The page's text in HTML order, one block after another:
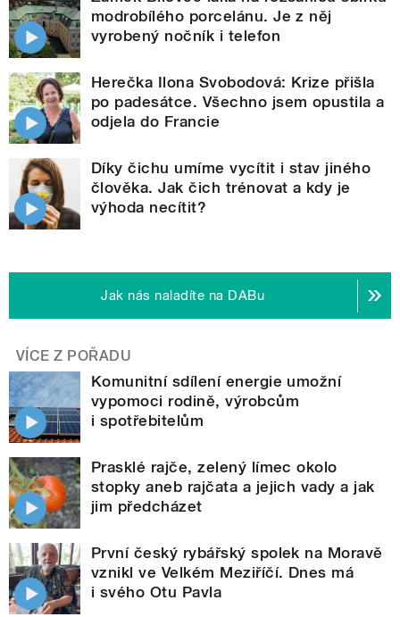
modrobílého porcelánu. Je z něj
vyrobený nočník i telefon
Herečka Ilona Svobodová: Krize přišla
po padesátce. Všechno jsem opustila a
odjela do Francie
Díky čichu umíme vycítit i stav jiného
člověka. Jak čich trénovat a kdy je
výhoda necítit?
Jak nás naladíte na DABu
VÍCE Z POŘADU
Komunitní sdílení energie umožní
vypomoci rodině, výrobcům
i spotřebitelům
Prasklé rajče, zelený límec okolo
stopky aneb rajčata a jejich vady a jak
jim předcházet
První český rybářský spolek na Moravě
vznikl ve Velkém Meziříčí. Dnes má
i svého Otu Pavla